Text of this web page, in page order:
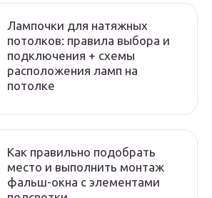
Лампочки для натяжных
потолков: правила выбора и
подключения + схемы
расположения ламп на
потолке
Как правильно подобрать
место и выполнить монтаж
фальш-окна с элементами